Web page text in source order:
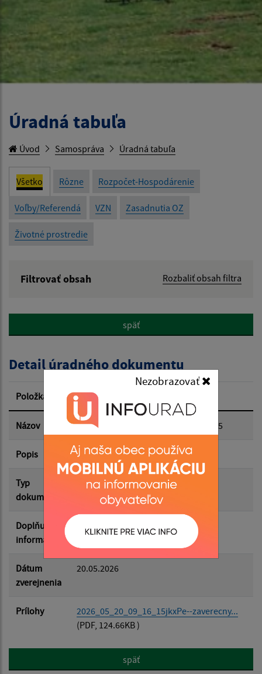
Nezobrazovať
Úradná tabuľa
Úvod Samospráva Úradná tabuľa
Všetko Rôzne Rozpočet-Hospodárenie
Voľby/Referendá VZN Zasadnutia OZ
Životné prostredie
Filtrovať obsah Rozbaliť obsah filtra
Popis:
Dátum zverejnenia od:
Dátum zverejnenia do:
Filtrovať Reset
späť
Detail úradného dokumentu
Položka Informácia
Názov Záverečný účet obce Proč za rok 2025
Popis
Typ
dokumentu
Rozpočet-Hospodárenie
Doplňujúce
informácie
Dátum
zverejnenia
20.05.2026
Prílohy
2026_05_20_09_16_15jkxPe--zaverecny...
(PDF, 124.66KB )
späť